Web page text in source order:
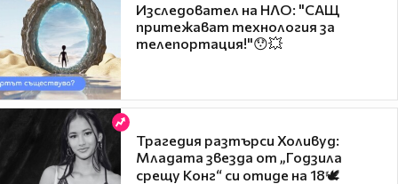
Изследовател на НЛО: "САЩ
притежават технология за
телепортация!"😯💥
Трагедия разтърси Холивуд:
Младата звезда от „Годзила
срещу Конг“ си отиде на 18🕊️